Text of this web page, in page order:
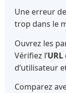
Une erreur
trop dans le
Ouvrez les
Vérifiez l’
d’utilisateur
Comparez